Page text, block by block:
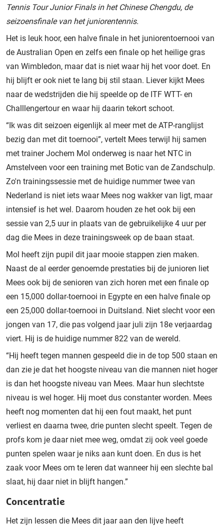
Tennis Tour Junior Finals in het Chinese Chengdu, de
seizoensfinale van het juniorentennis.
Het is leuk hoor, een halve finale in het juniorentoernooi van
de Australian Open en zelfs een finale op het heilige gras
van Wimbledon, maar dat is niet waar hij het voor doet. En
hij blijft er ook niet te lang bij stil staan. Liever kijkt Mees
naar de wedstrijden die hij speelde op de ITF WTT- en
Challlengertour en waar hij daarin tekort schoot.
“Ik was dit seizoen eigenlijk al meer met de ATP-ranglijst
bezig dan met dit toernooi”, vertelt Mees terwijl hij samen
met trainer Jochem Mol onderweg is naar het NTC in
Amstelveen voor een training met Botic van de Zandschulp.
Zo'n trainingssessie met de huidige nummer twee van
Nederland is niet iets waar Mees nog wakker van ligt, maar
intensief is het wel. Daarom houden ze het ook bij een
sessie van 2,5 uur in plaats van de gebruikelijke 4 uur per
dag die Mees in deze trainingsweek op de baan staat.
Mol heeft zijn pupil dit jaar mooie stappen zien maken.
Naast de al eerder genoemde prestaties bij de junioren liet
Mees ook bij de senioren van zich horen met een finale op
een 15,000 dollar-toernooi in Egypte en een halve finale op
een 25,000 dollar-toernooi in Duitsland. Niet slecht voor een
jongen van 17, die pas volgend jaar juli zijn 18e verjaardag
viert. Hij is de huidige nummer 822 van de wereld.
“Hij heeft tegen mannen gespeeld die in de top 500 staan en
dan zie je dat het hoogste niveau van die mannen niet hoger
is dan het hoogste niveau van Mees. Maar hun slechtste
niveau is wel hoger. Hij moet dus constanter worden. Mees
heeft nog momenten dat hij een fout maakt, het punt
verliest en daarna twee, drie punten slecht speelt. Tegen de
profs kom je daar niet mee weg, omdat zij ook veel goede
punten spelen waar je niks aan kunt doen. En dus is het
zaak voor Mees om te leren dat wanneer hij een slechte bal
slaat, hij daar niet in blijft hangen.”
Concentratie
Het zijn lessen die Mees dit jaar aan den lijve heeft